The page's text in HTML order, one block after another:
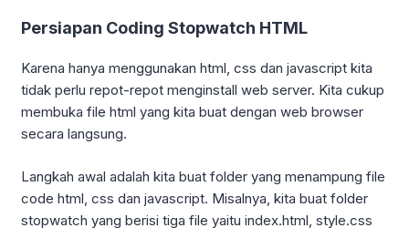
Persiapan Coding Stopwatch HTML
Karena hanya menggunakan html, css dan javascript kita
tidak perlu repot-repot menginstall web server. Kita cukup
membuka file html yang kita buat dengan web browser
secara langsung.
Langkah awal adalah kita buat folder yang menampung file
code html, css dan javascript. Misalnya, kita buat folder
stopwatch yang berisi tiga file yaitu index.html, style.css